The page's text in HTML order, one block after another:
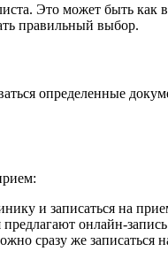
Это может быть
правильный выбор.
определенные
и записаться на
онлайн-
сразу же записаться